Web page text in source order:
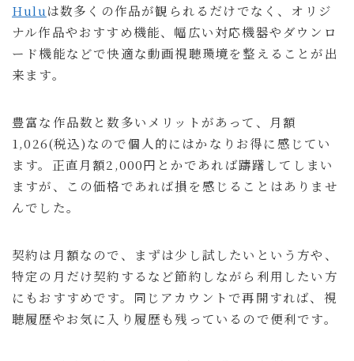
Hulu は数多くの作品が観られるだけでなく、オリジ
ナル作品やおすすめ機能、幅広い対応機器やダウンロ
ード機能などで快適な動画視聴環境を整えることが出
来ます。
豊富な作品数と数多いメリットがあって、月額
1,026(税込)なので個人的にはかなりお得に感じてい
ます。正直月額2,000円とかであれば躊躇してしまい
ますが、この価格であれば損を感じることはありませ
んでした。
契約は月額なので、まずは少し試したいという方や、
特定の月だけ契約するなど節約しながら利用したい方
にもおすすめです。同じアカウントで再開すれば、視
聴履歴やお気に入り履歴も残っているので便利です。